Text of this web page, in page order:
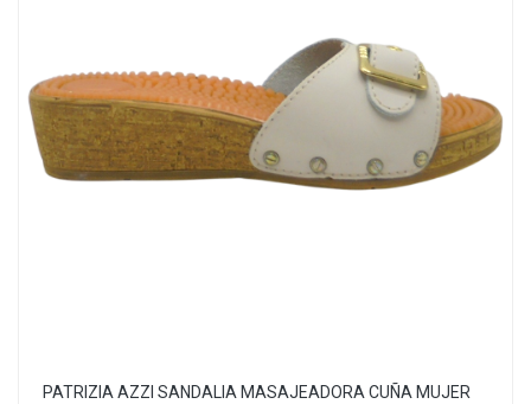
PATRIZIA AZZI SANDALIA MASAJEADORA CUÑA MUJER